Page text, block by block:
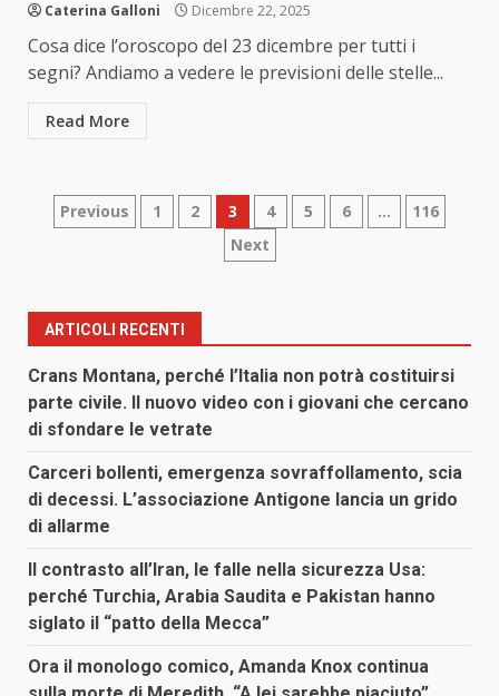
Caterina Galloni Dicembre 22, 2025
Cosa dice l’oroscopo del 23 dicembre per tutti i
segni? Andiamo a vedere le previsioni delle stelle...
Read More
Paginazione
articoli
Previous 1 2 3 4 5 6 …
116
Next
ARTICOLI RECENTI
Crans Montana, perché l’Italia non potrà costituirsi
parte civile. Il nuovo video con i giovani che cercano
di sfondare le vetrate
Carceri bollenti, emergenza sovraffollamento, scia
di decessi. L’associazione Antigone lancia un grido
di allarme
Il contrasto all’Iran, le falle nella sicurezza Usa:
perché Turchia, Arabia Saudita e Pakistan hanno
siglato il “patto della Mecca”
Ora il monologo comico, Amanda Knox continua